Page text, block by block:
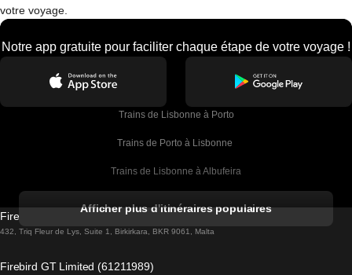
votre voyage.
Notre app gratuite pour faciliter chaque étape de votre voyage !
Trains de Lisbonne à Porto
Trains de Porto à Lisbonne
Trains de Lisbonne à Albufeira
Trains de Lisbonne à Lagos
Afficher plus d'itinéraires populaires
Firebird GT Limited (OC 1451)
432, Triq Fleur de Lys, Suite 1, Birkirkara, BKR 9061, Malta
Firebird GT Limited (61211989)